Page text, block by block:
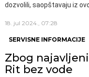
dozvolili, saopštavaju iz
18. jul 2024., 07:28
SERVISNE INFORMACIJE
Zbog
Rit bez vode